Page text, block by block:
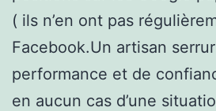
( ils n’en ont pas
Facebook.Un artisan
performance et de
en aucun cas d’une